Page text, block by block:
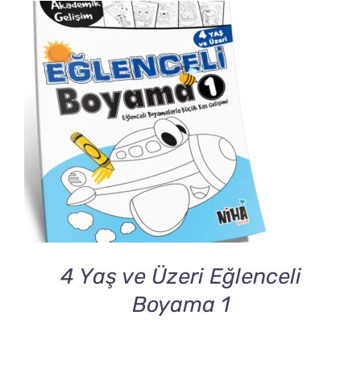
DETAILS
4 Yaş ve Üzeri Eğlenceli
Boyama 1